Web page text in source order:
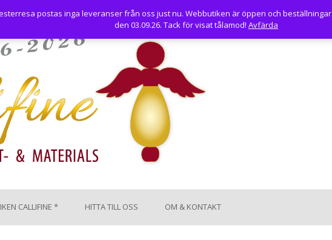
postas inga leveranser från oss just nu. Webbutiken är öppen och
den 03.09.26. Tack för visat tålamod! Avfärda
CALLIFINE * HITTA TILL OSS OM & KONTAKT